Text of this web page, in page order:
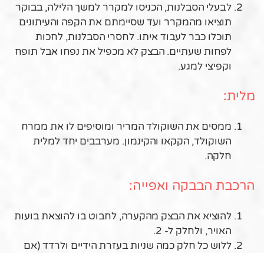
לבעלי הסבלנות, הכניסו למקרר למשך הלילה, בבוקר
תוציאו מהמקרר ועד שסיימתם את הקפה והעיתונים
תוכלו כבר לעבוד איתו. לחסרי הסבלנות, לחכות
לפחות שעתיים. הבצק לא מכפיל את נפחו אבל תופח
וקפיצי למגע.
מלית:
ממסים את השוקולד המריר ומוסיפים לו את ממרח
השוקולד, הקקאו והקינמון. מערבבים יחד למלית
חלקה.
הרכבת הבבקה ואפייה:
להוציא את הבצק מהקערה, לחבוט בו להוצאת בועות
האויר, ולחלק ל- 2.
ללוש כל חלק כמה שניות בעזרת הידיים ולרדד (אם